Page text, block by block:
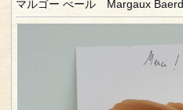
マルゴー べール Margaux Baerd